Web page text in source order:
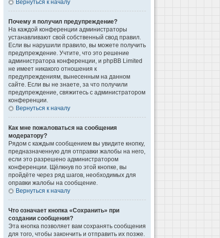
Вернуться к началу
Почему я получил предупреждение?
На каждой конференции администраторы
устанавливают свой собственный свод правил.
Если вы нарушили правило, вы можете получить
предупреждение. Учтите, что это решение
администратора конференции, и phpBB Limited
не имеет никакого отношения к
предупреждениям, вынесенным на данном
сайте. Если вы не знаете, за что получили
предупреждение, свяжитесь с администратором
конференции.
Вернуться к началу
Как мне пожаловаться на сообщения
модератору?
Рядом с каждым сообщением вы увидите кнопку,
предназначенную для отправки жалобы на него,
если это разрешено администратором
конференции. Щёлкнув по этой кнопке, вы
пройдёте через ряд шагов, необходимых для
оправки жалобы на сообщение.
Вернуться к началу
Что означает кнопка «Сохранить» при
создании сообщения?
Эта кнопка позволяет вам сохранять сообщения
для того, чтобы закончить и отправить их позже.